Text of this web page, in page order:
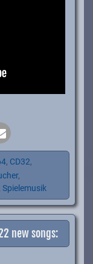
, CD32,
,
Spielemusik
new songs: